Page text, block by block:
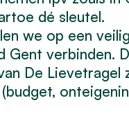
dé sleutel.
we op een
verbinden.
De Lievetragel